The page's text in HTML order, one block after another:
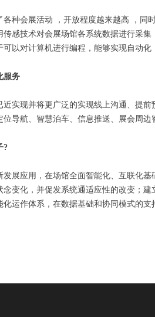
各种会展活动 ，开放程度越来越高 ，
传感技术对会展场馆各系统数据进行采
可以对计算机进行编程，能够实现自动化
服务
近实现并将更广泛的实现线上沟通、提
位导航、智慧泊车、信息推送、展会周
?
发展应用，在场馆全面智能化、互联化
念变化，并促发系统通适应性的改变；
化运作体系，在数据基础和协同模式的